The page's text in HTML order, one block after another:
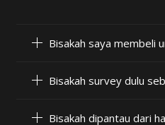
Bisakah saya membeli
Bisakah survey dulu
Bisakah dipantau dari